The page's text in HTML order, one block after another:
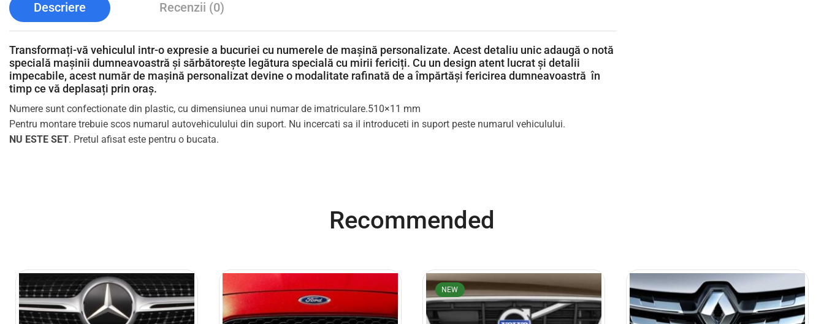
Descriere Recenzii (0)
Transformați-vă vehiculul intr-o expresie a bucuriei cu numerele de mașină personalizate. Acest detaliu unic adaugă o notă
specială mașinii dumneavoastră și sărbătorește legătura specială cu mirii fericiți. Cu un design atent lucrat și detalii
impecabile, acest număr de mașină personalizat devine o modalitate rafinată de a împărtăși fericirea dumneavoastră în
timp ce vă deplasați prin oraș.
Numere sunt confectionate din plastic, cu dimensiunea unui numar de imatriculare.510×11 mm
Pentru montare trebuie scos numarul autovehiculului din suport. Nu incercati sa il introduceti in suport peste numarul vehiculului.
NU ESTE SET. Pretul afisat este pentru o bucata.
Recommended
NEW